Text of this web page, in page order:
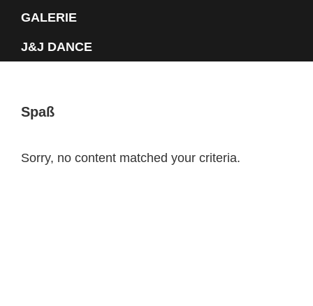
GALERIE
J&J DANCE
Spaß
Sorry, no content matched your criteria.